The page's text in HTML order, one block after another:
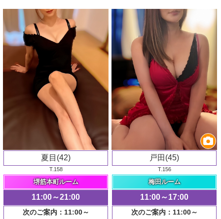
夏目(42)
T.158
堺筋本町ルーム
11:00～21:00
次のご案内：11:00～
戸田(45)
T.156
梅田ルーム
11:00～17:00
次のご案内：11:00～